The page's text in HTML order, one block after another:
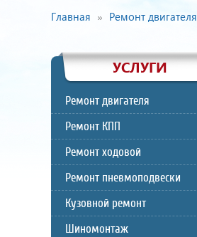
Главная Ремонт двигателя
УСЛУГИ
Ремонт двигателя
Ремонт КПП
Ремонт ходовой
Ремонт пневмоподвески
Кузовной ремонт
Шиномонтаж